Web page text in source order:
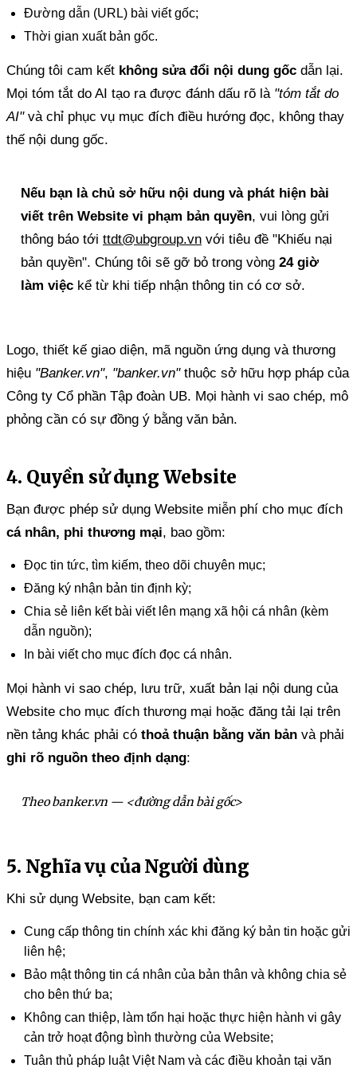
Đường dẫn (URL) bài viết gốc;
Thời gian xuất bản gốc.
Chúng tôi cam kết không sửa đổi nội dung gốc dẫn lại.
Mọi tóm tắt do AI tạo ra được đánh dấu rõ là "tóm tắt do
AI"và chỉ phục vụ mục đích điều hướng đọc, không thay
thế nội dung gốc.
Nếu bạn là chủ sở hữu nội dung và phát hiện bài
viết trên Website vi phạm bản quyền, vui lòng gửi
thông báo tới ttdt@ubgroup.vn với tiêu đề "Khiếu nại
bản quyền". Chúng tôi sẽ gỡ bỏ trong vòng 24 giờ
làm việc kể từ khi tiếp nhận thông tin có cơ sở.
Logo, thiết kế giao diện, mã nguồn ứng dụng và thương
hiệu "Banker.vn", "banker.vn"thuộc sở hữu hợp pháp của
Công ty Cổ phần Tập đoàn UB. Mọi hành vi sao chép, mô
phỏng cần có sự đồng ý bằng văn bản.
4. Quyền sử dụng Website
Bạn được phép sử dụng Website miễn phí cho mục đích
cá nhân, phi thương mại, bao gồm:
Đọc tin tức, tìm kiếm, theo dõi chuyên mục;
Đăng ký nhận bản tin định kỳ;
Chia sẻ liên kết bài viết lên mạng xã hội cá nhân (kèm
dẫn nguồn);
In bài viết cho mục đích đọc cá nhân.
Mọi hành vi sao chép, lưu trữ, xuất bản lại nội dung của
Website cho mục đích thương mại hoặc đăng tải lại trên
nền tảng khác phải có thoả thuận bằng văn bản và phải
ghi rõ nguồn theo định dạng:
Theobanker.vn — <đường dẫn bài gốc>
5. Nghĩa vụ của Người dùng
Khi sử dụng Website, bạn cam kết:
Cung cấp thông tin chính xác khi đăng ký bản tin hoặc gửi
liên hệ;
Bảo mật thông tin cá nhân của bản thân và không chia sẻ
cho bên thứ ba;
Không can thiệp, làm tổn hại hoặc thực hiện hành vi gây
cản trở hoạt động bình thường của Website;
Tuân thủ pháp luật Việt Nam và các điều khoản tại văn